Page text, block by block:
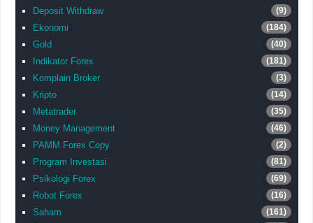
Deposit Withdraw (9)
Ekonomi (184)
Gold (40)
Indikator Forex (181)
Komplain Broker (3)
Kripto (14)
Metatrader (35)
Money Management (46)
PAMM Forex Copy (2)
Program Investasi (81)
Psikologi Forex (69)
Robot Forex (16)
Saham (161)